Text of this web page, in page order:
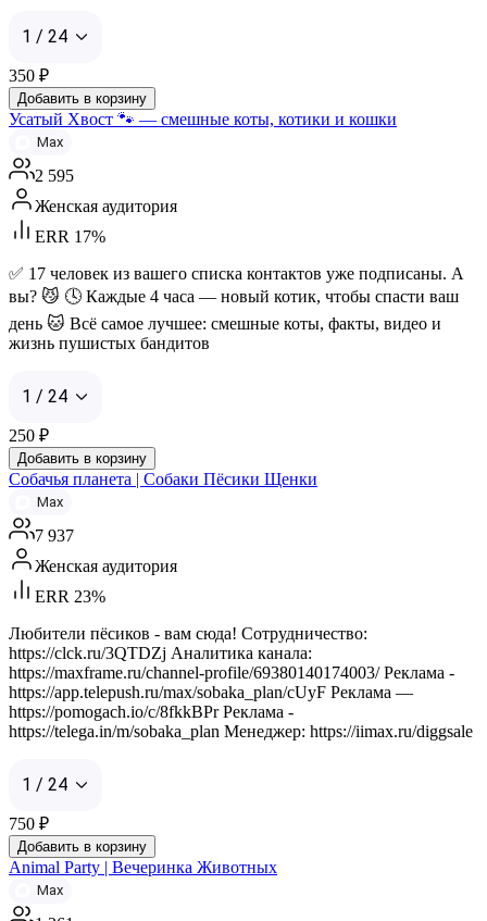
1 / 24
350 ₽
Добавить в корзину
Усатый Хвост 🐾 — смешные коты, котики и кошки
Max
2 595
Женская аудитория
ERR 17%
✅ 17 человек из вашего списка контактов уже подписаны. А
вы? 😼 🕓 Каждые 4 часа — новый котик, чтобы спасти ваш
день 🐱 Всё самое лучшее: смешные коты, факты, видео и
жизнь пушистых бандитов
1 / 24
250 ₽
Добавить в корзину
Собачья планета | Собаки Пёсики Щенки
Max
7 937
Женская аудитория
ERR 23%
Любители пёсиков - вам сюда! Сотрудничество:
https://clck.ru/3QTDZj Аналитика канала:
https://maxframe.ru/channel-profile/69380140174003/ Реклама -
https://app.telepush.ru/max/sobaka_plan/cUyF Реклама —
https://pomogach.io/c/8fkkBPr Реклама -
https://telega.in/m/sobaka_plan Менеджер: https://iimax.ru/diggsale
1 / 24
750 ₽
Добавить в корзину
Animal Party | Вечеринка Животных
Max